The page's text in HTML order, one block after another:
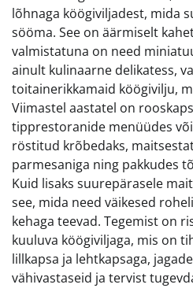
lõhnaga köögiviljadest, mida
sööma. See on äärmiselt
valmistatuna on need
ainult kulinaarne delikatess,
toitainerikkamaid köögivilju,
Viimastel aastatel on
tipprestoranide menüüdes
röstitud krõbedaks,
parmesaniga ning pakkudes
Kuid lisaks suurepärasele
see, mida need väikesed
kehaga teevad. Tegemist on
kuuluva köögiviljaga, mis on
lillkapsa ja lehtkapsaga,
vähivastaseid ja tervist